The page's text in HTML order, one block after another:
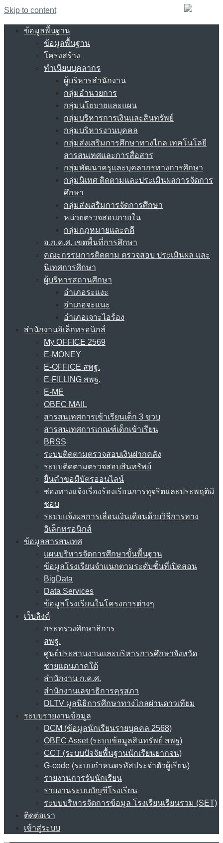
Skip to content
ข้อมูลพื้นฐาน
ข้อมูลพื้นฐาน
โครงสร้าง
ทำเนียบบุคลากร
ผู้บริหารสำนักงาน
กลุ่มอำนวยการ
กลุ่มนโยบายและแผน
กลุ่มบริหารการเงินและสินทรัพย์
กลุ่มบริหารงานบุคคล
กลุ่มส่งเสริมการศึกษาทางไกล เทคโนโลยี
สารสนเทศและการสื่อสาร
กลุ่มพัฒนาครูและบุคลากรทางการศึกษา
กลุ่มนิเทศ ติดตามและประเมินผลการจัดการ
ศึกษา
กลุ่มส่งเสริมการจัดการศึกษา
หน่วยตรวจสอบภายใน
กลุ่มกฎหมายและคดี
อ.ก.ค.ศ. เขตพื้นที่การศึกษา
คณะกรรมการติดตาม ตรวจสอบ ประเมินผล และ
นิเทศการศึกษา
ผู้บริหารสถานศึกษา
อำเภอระแงะ
อำเภอจะแนะ
อำเภอเจาะไอร้อง
สำนักงานอิเล็กทรอนิกส์
My OFFICE 2569
E-MONEY
E-OFFICE สพฐ.
E-FILLING สพฐ.
E-ME
OBEC MAIL
สารสนเทศการเข้าเรียนเด็ก 3 ขวบ
สารสนเทศการเกณฑ์เด็กเข้าเรียน
BRSS
ระบบติดตามตรวจสอบเงินฝากคลัง
ระบบติดตามตรวจสอบสินทรัพย์
ยื่นคำขอมีบัตรออนไลน์
ช่องทางแจ้งเรื่องร้องเรียนการทุจริตและประพฤติมิ
ชอบ
ระบบแจ้งผลการเลื่อนเงินเดือนด้วยวิธีการทาง
อิเล็กทรอนิกส์
ข้อมูลสารสนเทศ
แผนบริหารจัดการศึกษาขั้นพื้นฐาน
ข้อมูลโรงเรียนจำแนกตามระดับชั้นที่เปิดสอน
BigData
Data Services
ข้อมูลโรงเรียนในโครงการต่างๆ
เว็บลิงค์
กระทรวงศึกษาธิการ
สพฐ.
ศูนย์ประสานงานและบริหารการศึกษาจังหวัด
ชายแดนภาคใต้
สำนักงาน ก.ค.ศ.
สำนักงานเลขาธิการคุรุสภา
DLTV มูลนิธิการศึกษาทางไกลผ่านดาวเทียม
ระบบรายงานข้อมูล
DCM (ข้อมูลนักเรียนรายบุคคล 2568)
OBEC Asset (ระบบข้อมูลสินทรัพย์ สพฐ)
CCT (ระบบปัจจัยพื้นฐานนักเรียนยากจน)
G-code (ระบบกำหนดรหัสประจำตัวผู้เรียน)
รายงานการรับนักเรียน
รายงานระบบบัญชีโรงเรียน
ระบบบริหารจัดการข้อมูล โรงเรียนเรียนรวม (SET)
ติดต่อเรา
เข้าสู่ระบบ